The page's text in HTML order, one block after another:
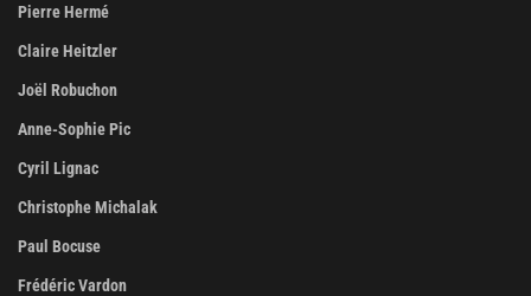
Pierre Hermé
Claire Heitzler
Joël Robuchon
Anne-Sophie Pic
Cyril Lignac
Christophe Michalak
Paul Bocuse
Frédéric Vardon